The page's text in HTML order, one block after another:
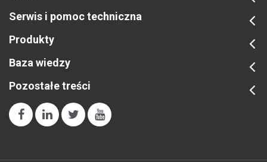
Serwis i pomoc techniczna
Produkty
Baza wiedzy
Pozostałe treści